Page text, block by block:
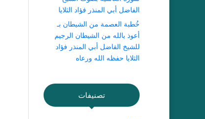
الفاضل أبي المنذر فؤاد الثلايا
خُطبة العصمة من الشيطان بـ
أعوذ بالله من الشيطان الرجيم
للشيخ الفاضل أبي المنذر فؤاد
الثلايا حفظه الله ورعاه
تصنيفات